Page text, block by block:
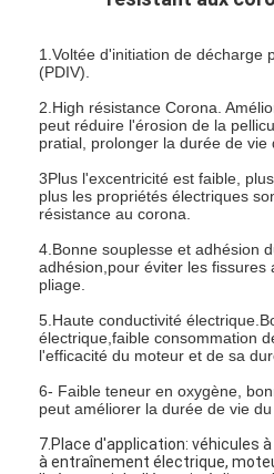
1.Voltée d'initiation de décharge
(PDIV).
2.High résistance Corona.
peut réduire l'érosion de la
pratial, prolonger la durée de vie
3Plus l'excentricité est faible,
plus les propriétés électriques
résistance au corona.
4.Bonne souplesse et adhésion
adhésion,pour éviter les fissures
pliage.
5.Haute conductivité
électrique,faible consommation
l'efficacité du moteur et de sa
6- Faible teneur en oxygène,
peut améliorer la durée de vie du
7.Place d'application: véhicules
à entraînement électrique,